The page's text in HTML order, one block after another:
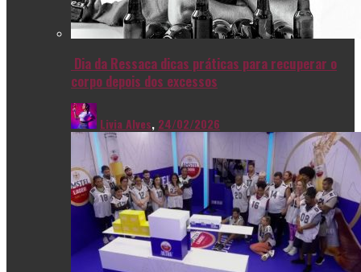
Dia da Ressaca dicas práticas para recuperar o
corpo depois dos excessos
Livia Alves, 24/02/2026